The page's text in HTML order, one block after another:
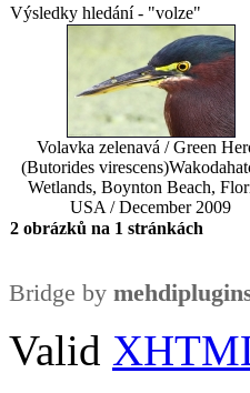
Výsledky hledání - "volze"
Volavka zelenavá / Green
(Butorides virescens)
Wetlands, Boynton Beach,
USA / December 2009
2 obrázků na 1 stránkách
Bridge by
Valid